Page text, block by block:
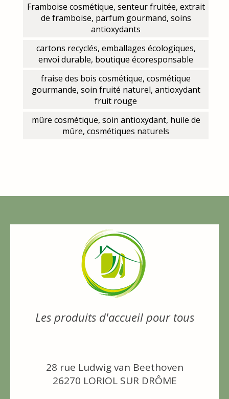
Framboise cosmétique, senteur fruitée, extrait
de framboise, parfum gourmand, soins
antioxydants
cartons recyclés, emballages écologiques,
envoi durable, boutique écoresponsable
fraise des bois cosmétique, cosmétique
gourmande, soin fruité naturel, antioxydant
fruit rouge
mûre cosmétique, soin antioxydant, huile de
mûre, cosmétiques naturels
Les produits d'accueil pour tous
28 rue Ludwig van Beethoven
26270 LORIOL SUR DRÔME